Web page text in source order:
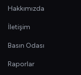
Hakkımızda
İletişim
Basın Odası
Raporlar